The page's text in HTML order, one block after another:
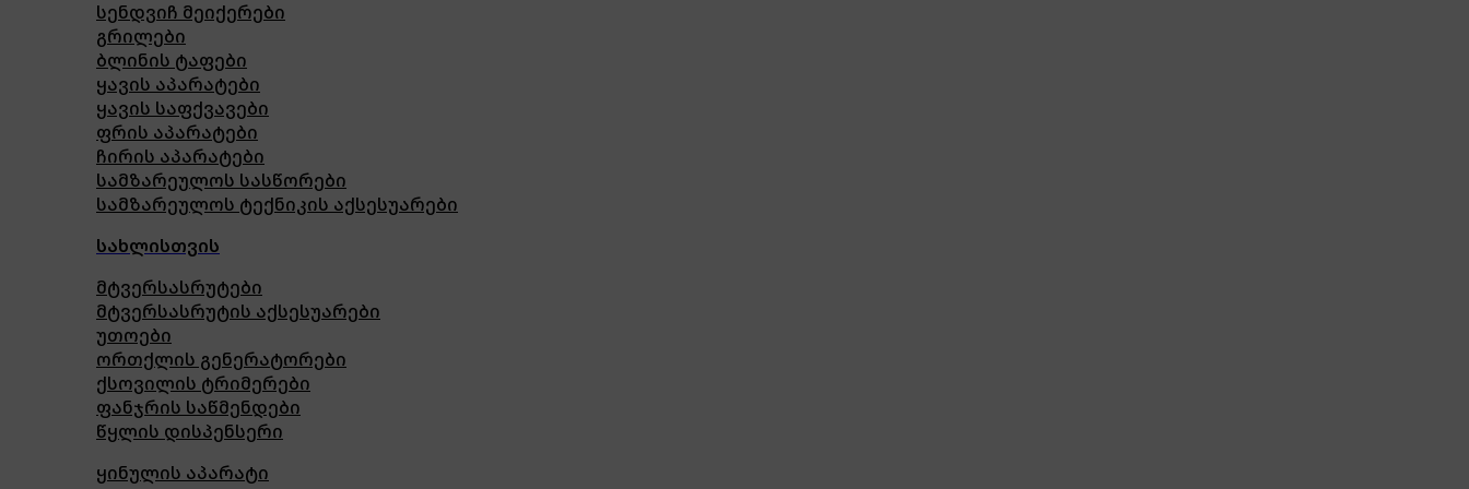
სენდვიჩ მეიქერები
გრილები
ბლინის ტაფები
ყავის აპარატები
ყავის საფქვავები
ფრის აპარატები
ჩირის აპარატები
სამზარეულოს სასწორები
სამზარეულოს ტექნიკის აქსესუარები
სახლისთვის
მტვერსასრუტები
მტვერსასრუტის აქსესუარები
უთოები
ორთქლის გენერატორები
ქსოვილის ტრიმერები
ფანჯრის საწმენდები
წყლის დისპენსერი
ყინულის აპარატი